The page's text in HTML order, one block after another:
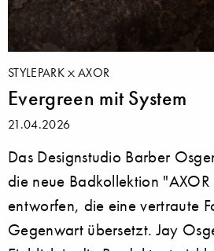
STYLEPARK AXOR
Evergreen mit System
21.04.2026
Das Designstudio Barber
die neue Badkollektion
entworfen, die eine vertraute
Gegenwart übersetzt. Jay